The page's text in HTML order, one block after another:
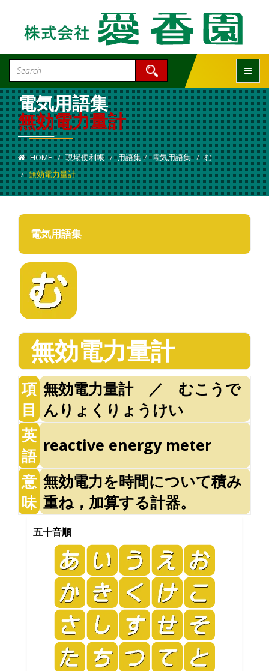
電気用語集
無効電力量計
HOME 現場便利帳 用語集 電気用語集
む
無効電力量計
電気用語集
無効電力量計
項
目
無効電力量計 ／ むこうで
んりょくりょうけい
英
語
reactive energy meter
意
味
無効電力を時間について積み
重ね，加算する計器。
五十音順